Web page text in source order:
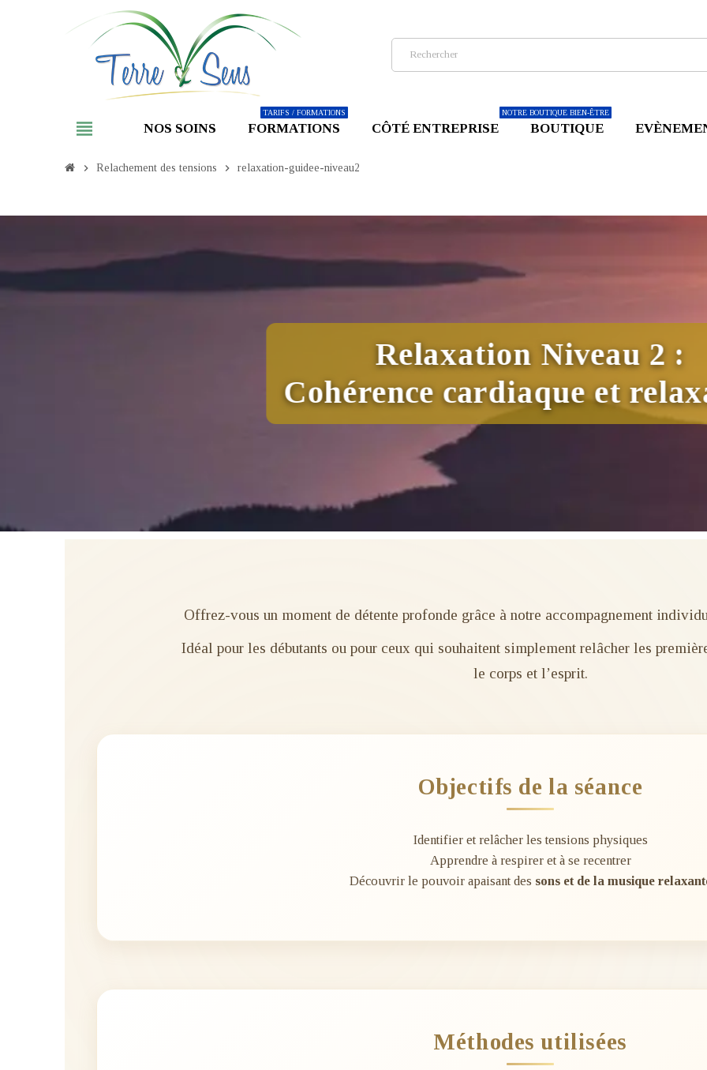
view_headline NOS SOINS FORMATIONS
TARIFS / FORMATIONS
CÔTÉ ENTREPRISE BOUTIQUE
NOTRE BOUTIQUE BIEN-ÊTRE
chevron_right Relachement des tensions chevron_right relaxation-guidee-niveau2
Relaxation Niveau 2 :
Cohérence cardiaque et
Offrez-vous un moment de détente profonde grâce à notre accompagnement
Idéal pour les débutants ou pour ceux qui souhaitent simplement relâcher les
le corps et l’esprit.
Objectifs de la séance
Identifier et relâcher les tensions physiques
Apprendre à respirer et à se recentrer
Découvrir le pouvoir apaisant des sons et de la musique
Méthodes utilisées